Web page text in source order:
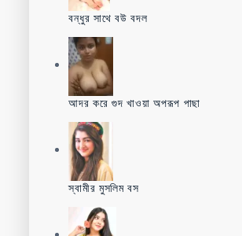
বন্ধুর সাথে বউ বদল
আদর করে গুদ খাওয়া অপরূপ পাছা
স্বামীর মুসলিম বস